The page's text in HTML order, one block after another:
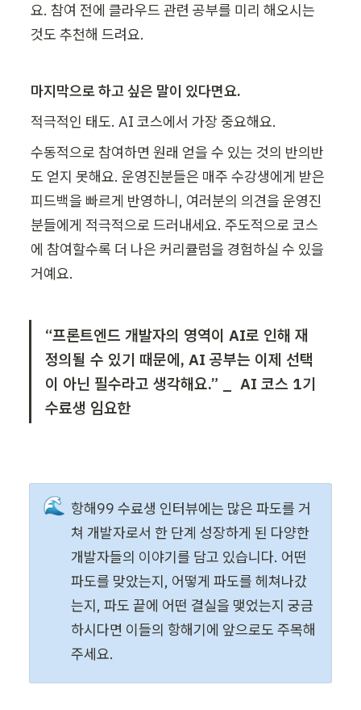
요. 참여 전에 클라우드 관련 공부를 미리 해오시는
것도 추천해 드려요.
마지막으로 하고 싶은 말이 있다면요.
적극적인 태도. AI 코스에서 가장 중요해요.
수동적으로 참여하면 원래 얻을 수 있는 것의 반의반
도 얻지 못해요. 운영진분들은 매주 수강생에게 받은
피드백을 빠르게 반영하니, 여러분의 의견을 운영진
분들에게 적극적으로 드러내세요. 주도적으로 코스
에 참여할수록 더 나은 커리큘럼을 경험하실 수 있을
거예요.
“프론트엔드 개발자의 영역이 AI로 인해 재
정의될 수 있기 때문에, AI 공부는 이제 선택
이 아닌 필수라고 생각해요.” _  AI 코스 1기
수료생 임요한
🌊 항해99 수료생 인터뷰에는 많은 파도를 거
쳐 개발자로서 한 단계 성장하게 된 다양한
개발자들의 이야기를 담고 있습니다. 어떤
파도를 맞았는지, 어떻게 파도를 헤쳐나갔
는지, 파도 끝에 어떤 결실을 맺었는지 궁금
하시다면 이들의 항해기에 앞으로도 주목해
주세요.